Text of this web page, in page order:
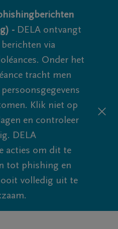
- DELA ontvangt
via
Onder het
tracht men
Klik niet op
en controleer
DELA
acties om dit te
tot phishing en
volledig uit te